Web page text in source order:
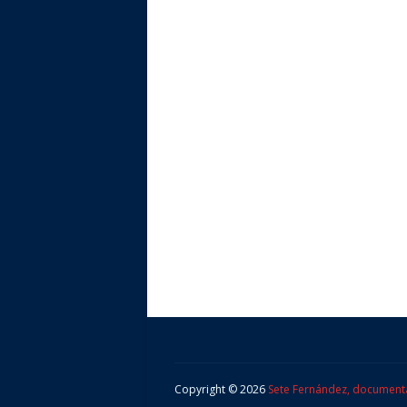
Copyright ©2026 Sete Fernández,